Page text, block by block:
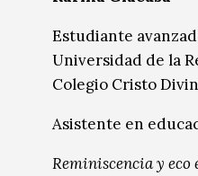
Estudiante
Universidad de la
Colegio Cristo
Asistente en
Reminiscencia y